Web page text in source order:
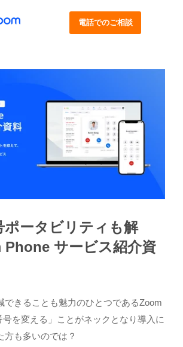
電話でのご相談
ポータビリティも解
Phone サービス紹介資
できることも魅力のひとつであるZoom
号を変える」ことがネックとなり導入に
方も多いのでは？